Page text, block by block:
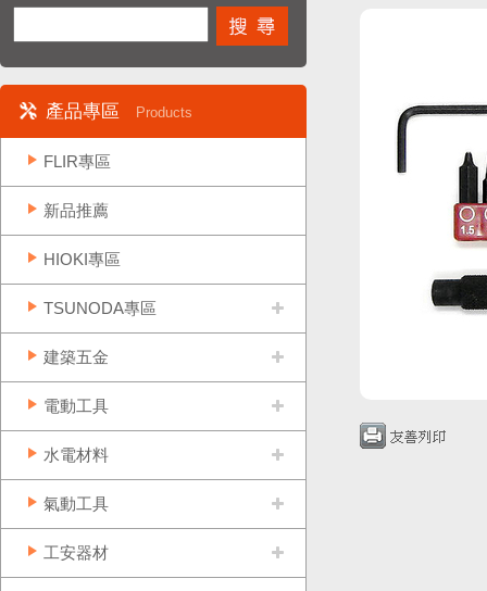
產品專區 Products
FLIR專區
新品推薦
HIOKI專區
TSUNODA專區
建築五金
電動工具
水電材料
氣動工具
工安器材